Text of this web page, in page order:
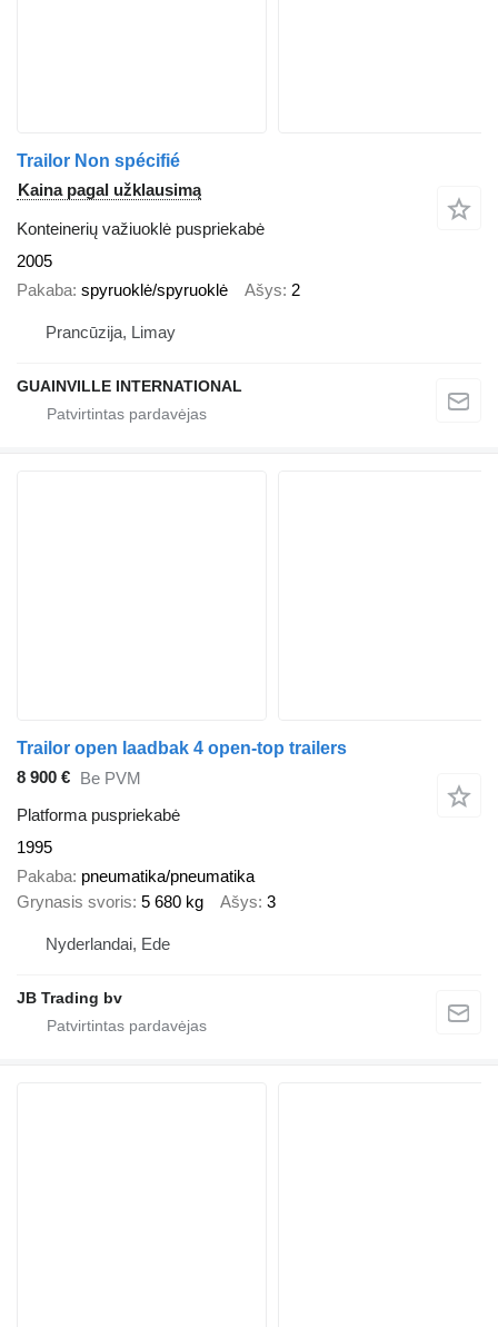
Trailor Non spécifié
Kaina pagal užklausimą
Konteinerių važiuoklė puspriekabė
2005
Pakaba spyruoklė/spyruoklė Ašys 2
Prancūzija, Limay
GUAINVILLE INTERNATIONAL
Trailor open laadbak 4 open-top trailers
8 900 € Be PVM
Platforma puspriekabė
1995
Pakaba pneumatika/pneumatika
Grynasis svoris 5 680 kg Ašys 3
Nyderlandai, Ede
JB Trading bv